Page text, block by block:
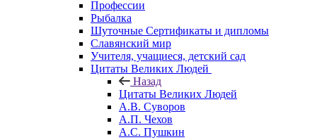
Профессии
Рыбалка
Шуточные Сертификаты и дипломы
Славянский мир
Учителя, учащиеся, детский сад
Цитаты Великих Людей
Назад
Цитаты Великих Людей
А.В. Суворов
А.П. Чехов
А.С. Пушкин